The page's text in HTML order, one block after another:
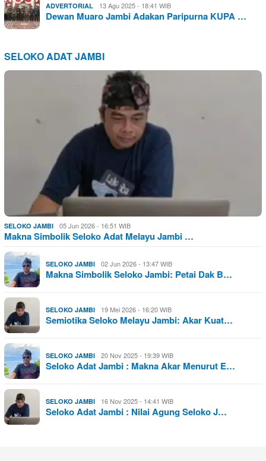
ADVERTORIAL 13 Agu 2025 - 18:41 WIB
Dewan Muaro Jambi Adakan Paripurna KUPA …
SELOKO ADAT JAMBI
SELOKO JAMBI 05 Jun 2026 - 16:51 WIB
Makna Simbolik Seloko Adat Melayu Jambi …
SELOKO JAMBI 02 Jun 2026 - 13:47 WIB
Makna Simbolik Seloko Jambi: Petai Dak B…
SELOKO JAMBI 19 Mei 2026 - 16:20 WIB
Semiotika Seloko Melayu Jambi: Akar Kuat…
SELOKO JAMBI 20 Nov 2025 - 19:39 WIB
Seloko Adat Jambi : Makna Akar Menurut E…
SELOKO JAMBI 16 Nov 2025 - 14:41 WIB
Seloko Adat Jambi : Nilai Agung Seloko J…